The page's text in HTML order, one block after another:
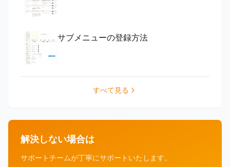
サブメニューの登録方法
すべて見る
解決しない場合は
サポートチームが丁寧にサポートいたします。